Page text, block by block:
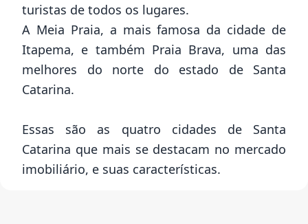
turistas de todos os lugares.
A Meia Praia, a mais famosa da cidade de
Itapema, e também Praia Brava, uma das
melhores do norte do estado de Santa
Catarina.
Essas são as quatro cidades de Santa
Catarina que mais se destacam no mercado
imobiliário, e suas características.